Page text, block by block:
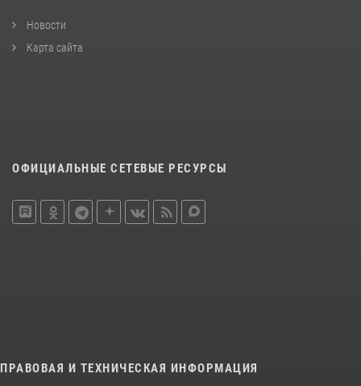
Новости
Карта сайта
ОФИЦИАЛЬНЫЕ СЕТЕВЫЕ РЕСУРСЫ
ПРАВОВАЯ И ТЕХНИЧЕСКАЯ ИНФОРМАЦИЯ